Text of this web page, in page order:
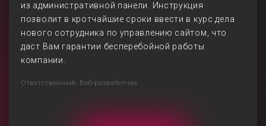
из административной панели. Инструкция
позволит в кротчайшие сроки ввести в курс дела
нового сотрудника по управлению сайтом, что
даст Вам гарантии бесперебойной работы
компании.
Ответственный: Веб-разработчик